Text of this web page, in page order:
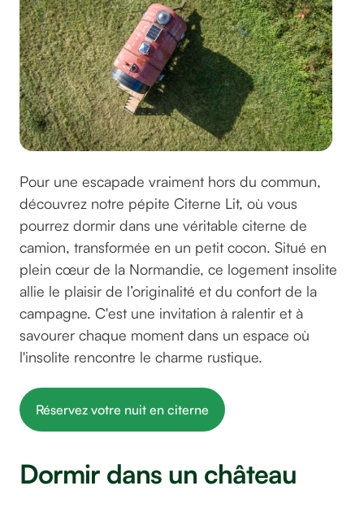
Pour une escapade vraiment hors du commun,
découvrez notre pépite Citerne Lit, où vous
pourrez dormir dans une véritable citerne de
camion, transformée en un petit cocon. Situé en
plein cœur de la Normandie, ce logement insolite
allie le plaisir de l’originalité et du confort de la
campagne. C'est une invitation à ralentir et à
savourer chaque moment dans un espace où
l'insolite rencontre le charme rustique.
Réservez votre nuit en citerne
Dormir dans un château